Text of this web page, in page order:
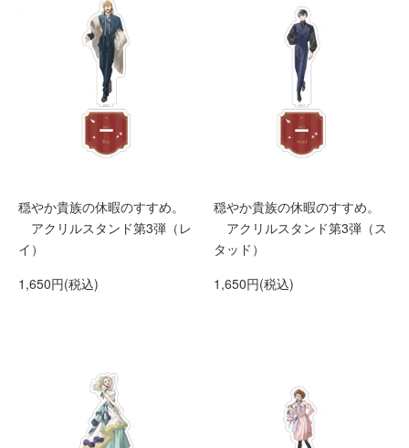
穏やか貴族の休暇のすすめ。
アクリルスタンド第3弾（レ
イ）
1,650円(税込)
穏やか貴族の休暇のすすめ。
アクリルスタンド第3弾（ス
タッド）
1,650円(税込)